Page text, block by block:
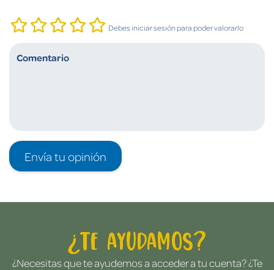
Debes iniciar sesión para poder valorarlo
Envía tu opinión
¿Te ayudamos?
¿Necesitas que te ayudemos a acceder a tu cuenta? ¿Te